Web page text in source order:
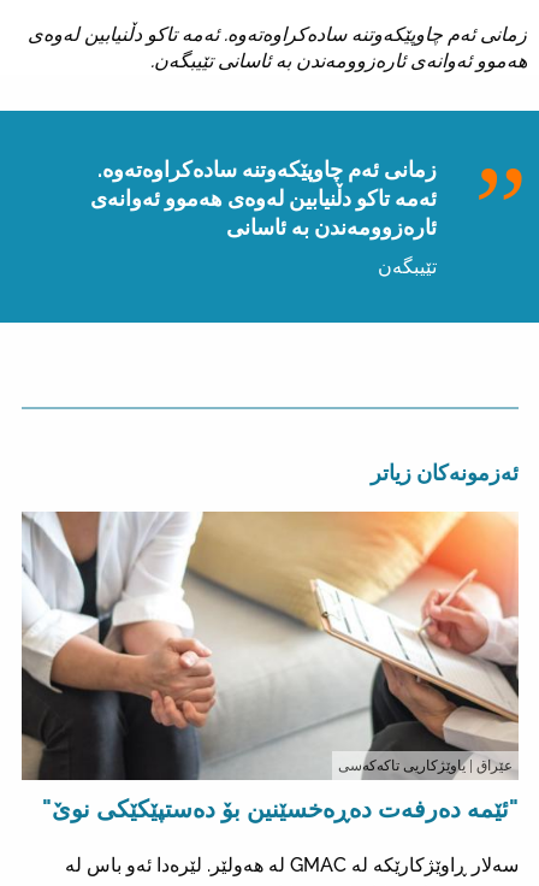
زمانی ئەم چاوپێکەوتنە سادەکراوەتەوە. ئەمە تاکو دڵنیابین لەوەی
هەموو ئەوانەی ئارەزوومەندن بە ئاسانی تێیبگەن.
زمانی ئەم چاوپێکەوتنە سادەکراوەتەوە.
ئەمە تاکو دڵنیابین لەوەی هەموو ئەوانەی
ئارەزوومەندن بە ئاسانی
تێیبگەن
ئەزمونەکان زیاتر
عێراق | ياوێژکاریی تاکەکەسی
"ئێمە دەرفەت دەڕەخسێنین بۆ دەستپێکێکی نوێ"
سەلار ڕاوێژکارێکە لە GMAC لە هەولێر. لێرەدا ئەو باس لە